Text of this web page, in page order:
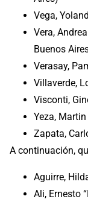
Vega,
Vera,
Buenos
Verasay,
Villaverde,
Visconti,
Yeza,
Zapata,
A continuación,
Aguirre,
Ali, Ernesto